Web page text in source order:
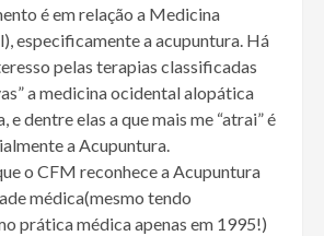
é em relação a Medicina
especificamente a acupuntura. Há
pelas terapias classificadas
a medicina ocidental alopática
e dentre elas a que mais me “atrai” é
a Acupuntura.
o CFM reconhece a Acupuntura
médica(mesmo tendo
prática médica apenas em 1995!)